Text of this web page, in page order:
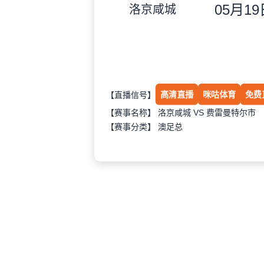
洛京咸城 05月19
【直播信号】 高清直播 咪咕体育 免
【赛事名称】 洛京咸城 VS 费雷曼特尔市
【赛事分类】 澳足总